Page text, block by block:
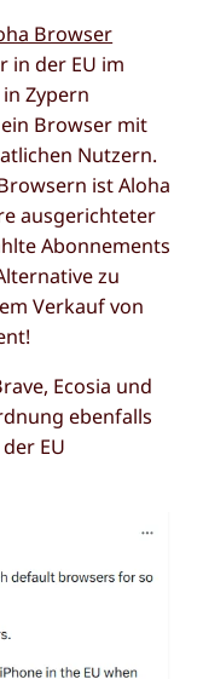
Browser
in der EU im
Zypern
Browser mit
Nutzern.
ist Aloha
ausgerichteter
Abonnements
zu
Verkauf von
Ecosia und
ebenfalls
EU